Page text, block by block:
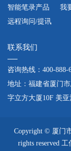
智能笔录产品
远程询问/提讯
工具
案件快办系统
设备
我
联系我们
咨询热线：400-
地址：福建省厦门
字立方大厦10F 美
Copyright © 厦门
rights reserved 工